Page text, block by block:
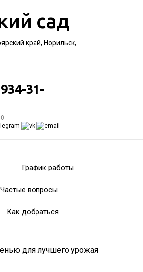
сад
край, Норильск,
31-
График работы
Частые вопросы
Как добраться
для лучшего урожая